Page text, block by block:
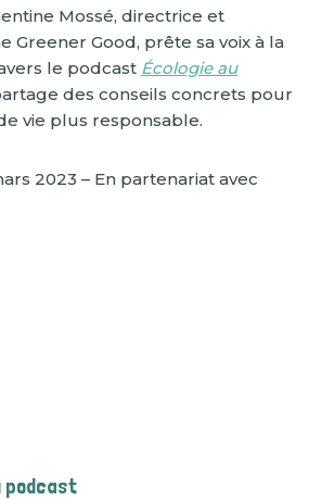
Mossé, directrice et
Greener Good, prête sa voix à la
le podcast Écologie au
des conseils concrets pour
vie plus responsable.
2023 – En partenariat avec
podcast